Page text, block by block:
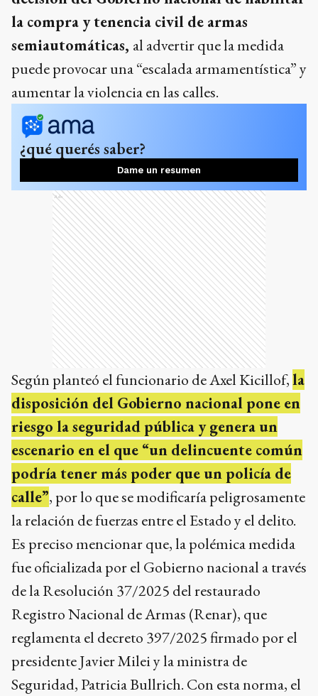
la compra y tenencia civil de armas
semiautomáticas, al advertir que la medida
puede provocar una “escalada armamentística” y
aumentar la violencia en las calles.
¿qué querés saber?
Dame un resumen
Ads
Según planteó el funcionario de Axel Kicillof,la
disposición del Gobierno nacional pone en
riesgo la seguridad pública y genera un
escenario en el que “un delincuente común
podría tener más poder que un policía de
calle”, por lo que se modificaría peligrosamente
la relación de fuerzas entre el Estado y el delito.
Es preciso mencionar que, la polémica medida
fue oficializada por el Gobierno nacional a través
de la Resolución 37/2025 del restaurado
Registro Nacional de Armas (Renar), que
reglamenta el decreto 397/2025 firmado por el
presidente Javier Milei y la ministra de
Seguridad, Patricia Bullrich. Con esta norma, el